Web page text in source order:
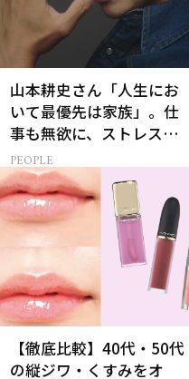
山本耕史さん「人生にお
いて最優先は家族」。仕
事も無欲に、ストレスを
溜めない生き方
PEOPLE
【徹底比較】40代・50代
の縦ジワ・くすみをオ